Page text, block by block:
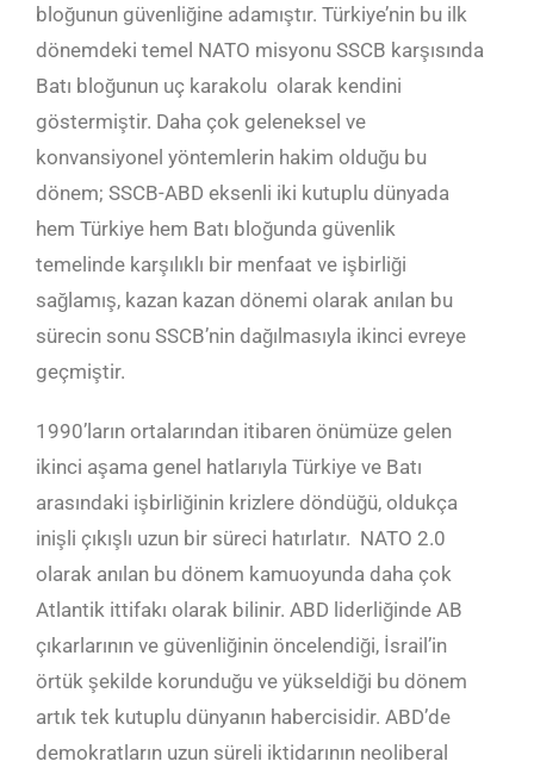
bloğunun güvenliğine adamıştır. Türkiye’nin bu ilk
dönemdeki temel NATO misyonu SSCB karşısında
Batı bloğunun uç karakolu olarak kendini
göstermiştir. Daha çok geleneksel ve
konvansiyonel yöntemlerin hakim olduğu bu
dönem; SSCB-ABD eksenli iki kutuplu dünyada
hem Türkiye hem Batı bloğunda güvenlik
temelinde karşılıklı bir menfaat ve işbirliği
sağlamış, kazan kazan dönemi olarak anılan bu
sürecin sonu SSCB’nin dağılmasıyla ikinci evreye
geçmiştir.
1990’ların ortalarından itibaren önümüze gelen
ikinci aşama genel hatlarıyla Türkiye ve Batı
arasındaki işbirliğinin krizlere döndüğü, oldukça
inişli çıkışlı uzun bir süreci hatırlatır. NATO 2.0
olarak anılan bu dönem kamuoyunda daha çok
Atlantik ittifakı olarak bilinir. ABD liderliğinde AB
çıkarlarının ve güvenliğinin öncelendiği, İsrail’in
örtük şekilde korunduğu ve yükseldiği bu dönem
artık tek kutuplu dünyanın habercisidir. ABD’de
demokratların uzun süreli iktidarının neoliberal